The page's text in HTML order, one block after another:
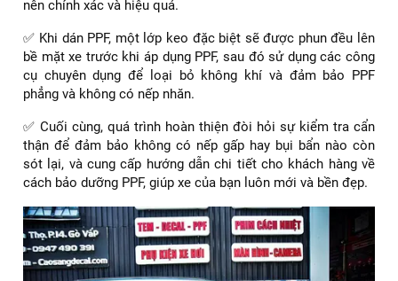
nghiệp
Quy trình áp dụng dán PPF cho xe Vinfast VF9 là một quá
trình tỉ mỉ và chi tiết, được thiết kế để bảo vệ xe của bạn
khỏi các yếu tố môi trường:
việc rửa xe thật sạch và loại bỏ mọi chất bẩn hoặc vật cản
để đảm bảo PPF có thể bám dính một cách hoàn hảo.
✅ Sau đó, PPF được cắt theo kích thước chính xác của
nên chính xác và hiệu quả.
✅ Khi dán PPF, một lớp keo đặc biệt sẽ được phun đều lên
bề mặt xe trước khi áp dụng PPF, sau đó sử dụng các công